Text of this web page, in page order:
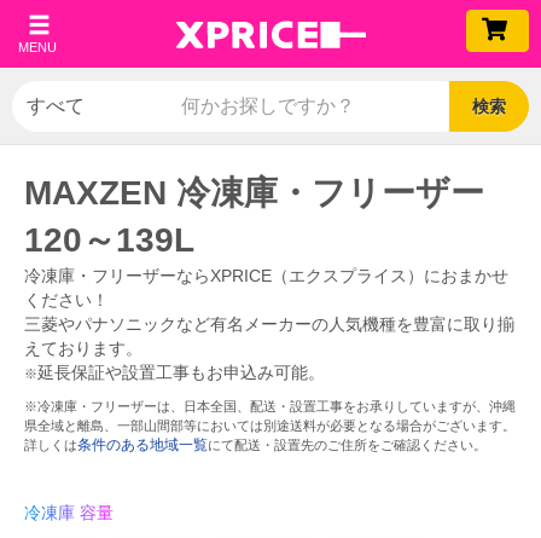
MENU
検索
MAXZEN 冷凍庫・フリーザー
120～139L
冷凍庫・フリーザーならXPRICE（エクスプライス）におまかせ
ください！
三菱やパナソニックなど有名メーカーの人気機種を豊富に取り揃
えております。
※延長保証や設置工事もお申込み可能。
※冷凍庫・フリーザーは、日本全国、配送・設置工事をお承りしていますが、沖縄
県全域と離島、一部山間部等においては別途送料が必要となる場合がございます。
詳しくは条件のある地域一覧にて配送・設置先のご住所をご確認ください。
冷凍庫 容量